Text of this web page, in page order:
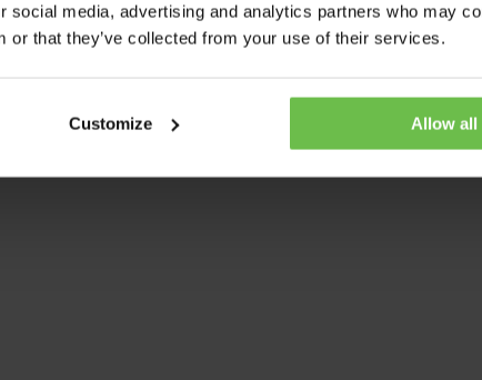
social media, advertising and analytics partners who may
or that they’ve collected from your use of their services.
Customize Allow all